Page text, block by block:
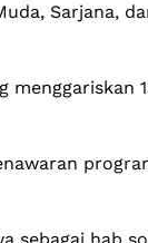
Sarjana,
menggariskan